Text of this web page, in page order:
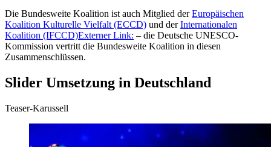
Die Bundesweite Koalition ist auch Mitglied derEuropäischen
Koalition Kulturelle Vielfalt (ECCD) und derInternationalen
Koalition (IFCCD)Externer Link: – die Deutsche UNESCO-
Kommission vertritt die Bundesweite Koalition in diesen
Zusammenschlüssen.
Slider Umsetzung in Deutschland
Teaser-Karussell